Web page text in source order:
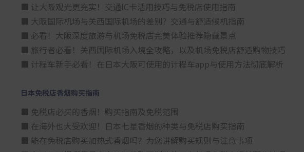
■ 让大阪观光更充实！交通IC卡活用技巧与免税店使用指南
■ 大阪国际机场与关西国际机场的差别？交通与舒适候机指南
■ 必看！大阪深度旅游与机场免税店完美体验推荐隐藏景点
■ 旅行者必看！关西国际机场入境全攻略，以及机场免税店舒适购物技巧
■ 计程车新手必看！在日本大阪可使用的计程车app与使用方法彻底解析
日本免税店香烟购买指南
■ 免税店必买的香烟！购买指南及免税范围
■ 在海外也大受欢迎！日本七星香烟的种类与免税店购买指南
■ 能在免税店购买加热式香烟吗？为您讲解购买规则与注意事项